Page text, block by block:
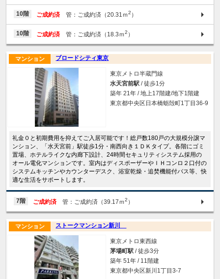
10階 ご成約済 管：ご成約済（20.31ｍ2 ）
10階 ご成約済 管：ご成約済（18.3ｍ2 ）
ブロードシティ東京
マンション
東京メトロ半蔵門線
水天宮前駅 / 徒歩1分
築年 21年 / 地上17階建/地下1階建
東京都中央区日本橋蛎殻町1丁目36-9
礼金０と初期費用を抑えてご入居可能です！総戸数180戸の大規模分譲マ
ンション、「水天宮前」駅徒歩1分・南西向き１ＤＫタイプ。各階にゴミ
置場、ホテルライクな内廊下設計、24時間セキュリティシステム採用の
オール電化マンションです。室内はディスポーザーやＩＨコンロ２口付の
システムキッチンやカウンターデスク、浴室乾燥・追焚機能付バス等、快
適な生活をサポートします。
7階 ご成約済 管：ご成約済（39.17ｍ2 ）
ストークマンション新川
マンション
東京メトロ東西線
茅場町駅 / 徒歩3分
築年 51年 / 11階建
東京都中央区新川1丁目3-7